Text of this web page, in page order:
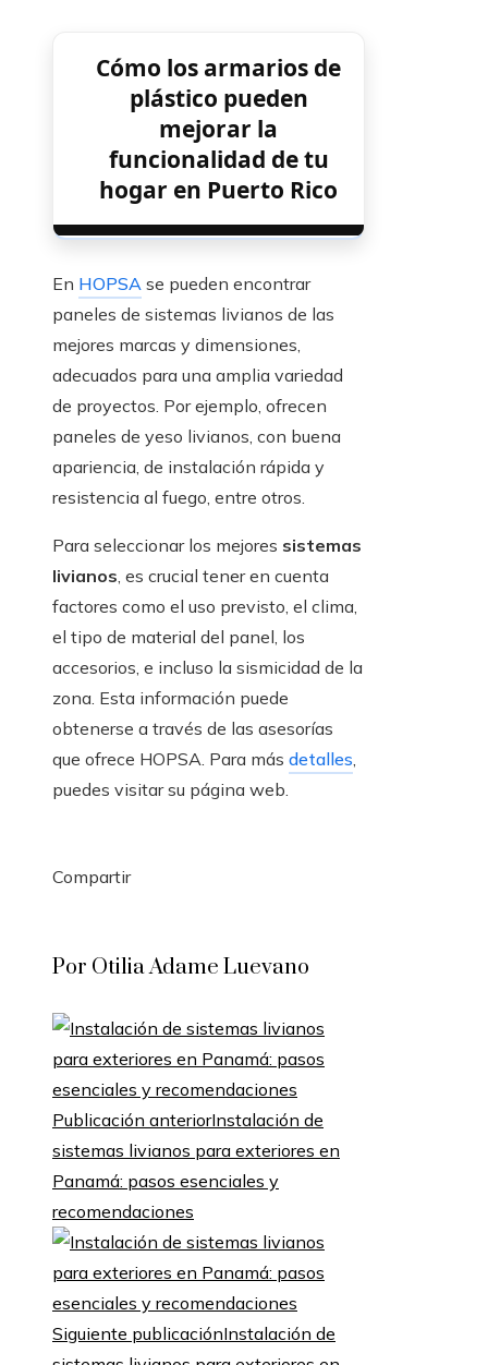
Cómo los armarios de
plástico pueden
mejorar la
funcionalidad de tu
hogar en Puerto Rico
En HOPSA se pueden encontrar
paneles de sistemas livianos de las
mejores marcas y dimensiones,
adecuados para una amplia variedad
de proyectos. Por ejemplo, ofrecen
paneles de yeso livianos, con buena
apariencia, de instalación rápida y
resistencia al fuego, entre otros.
Para seleccionar los mejores sistemas
livianos , es crucial tener en cuenta
factores como el uso previsto, el clima,
el tipo de material del panel, los
accesorios, e incluso la sismicidad de la
zona. Esta información puede
obtenerse a través de las asesorías
que ofrece HOPSA. Para más detalles
puedes visitar su página web.
Compartir
Por Otilia Adame Luevano
Publicación anteriorInstalación de
sistemas livianos para exteriores en
Panamá: pasos esenciales y
recomendaciones
Siguiente publicaciónInstalación de